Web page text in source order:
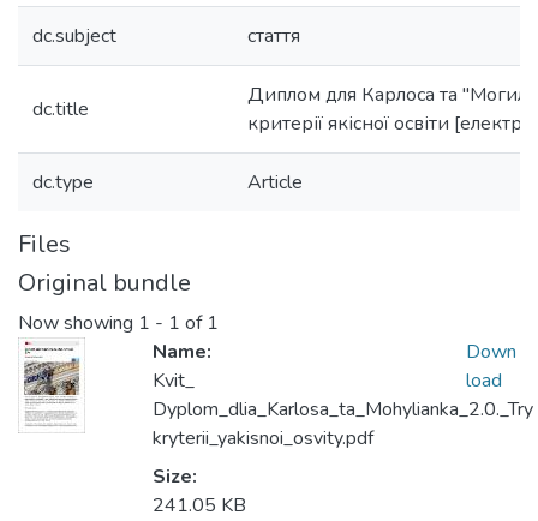
dc.subject стаття
dc.title
Диплом для Карлоса та
критерії якісної освіти
dc.type Article
Files
Original bundle
Now showing 1 - 1 of 1
Name:
Kvit_
Dyplom_dlia_Karlosa_ta_Mohylianka_2.0._Try
kryterii_yakisnoi_osvity.pdf
Size:
241.05 KB
Down
load